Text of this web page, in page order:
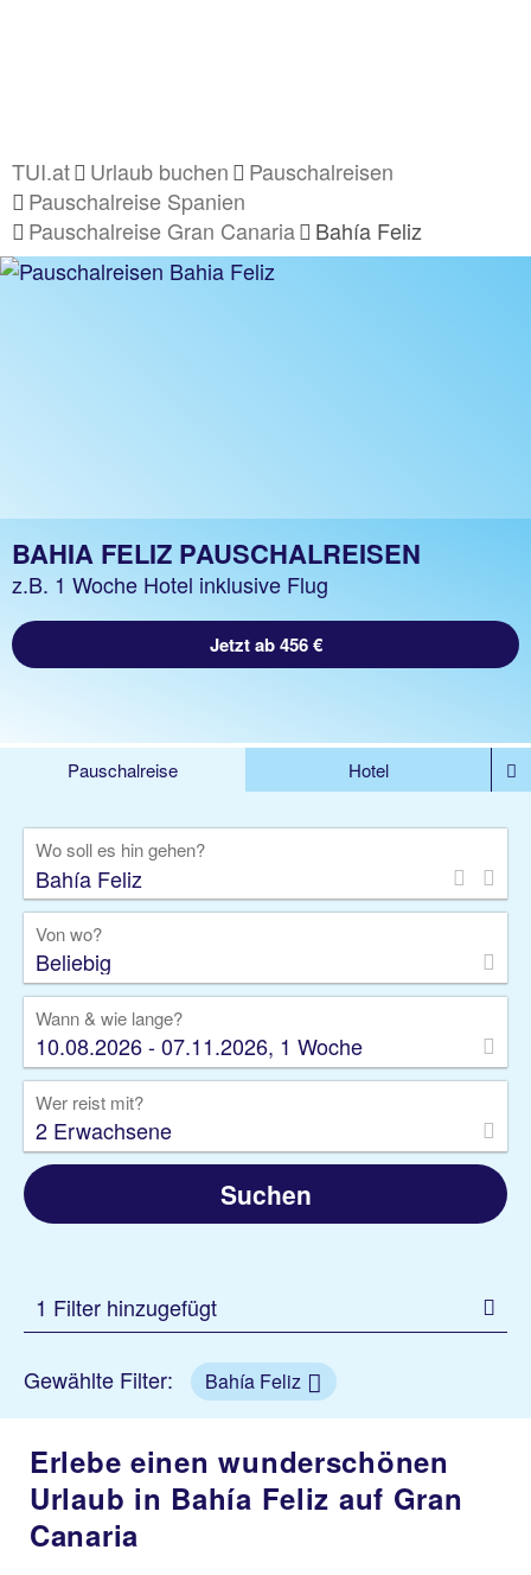
TUI.at Urlaub buchen
Pauschalreisen
Pauschalreise Spanien
Pauschalreise Gran Canaria
Bahía Feliz
BAHIA FELIZ PAUSCHALREISEN
z.B. 1 Woche Hotel inklusive Flug
Jetzt ab 456 €
Pauschalreise
Hotel
Rundreise
Kreuzfahrt
Gruppenreise
Camper Privattransfer
Wo soll es hin gehen?
Von wo?
Beliebig
Wann & wie lange?
10.08.2026 - 07.11.2026, 1 Woche
Wer reist mit?
2 Erwachsene
Suchen
1 Filter hinzugefügt
Gewählte Filter: Bahía Feliz
Erlebe einen wunderschönen
Urlaub in Bahía Feliz auf Gran
Canaria